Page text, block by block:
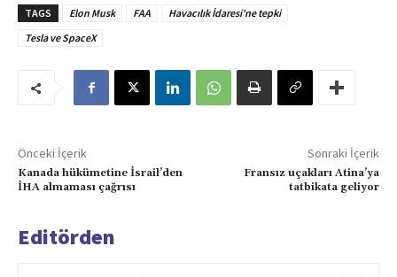
TAGS Elon Musk FAA
Havacılık İdaresi'ne tepki
Tesla ve SpaceX
Önceki İçerik
Kanada hükümetine İsrail’den
İHA almaması çağrısı
Sonraki İçerik
Fransız uçakları Atina’ya
tatbikata geliyor
Editörden